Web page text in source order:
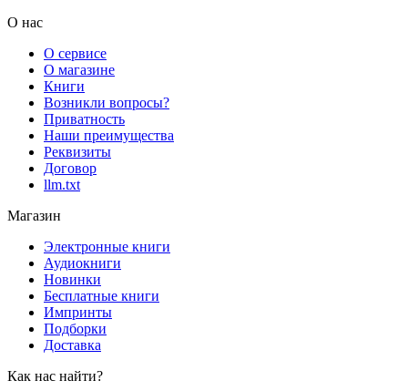
О нас
О сервисе
О магазине
Книги
Возникли вопросы?
Приватность
Наши преимущества
Реквизиты
Договор
llm.txt
Магазин
Электронные книги
Аудиокниги
Новинки
Бесплатные книги
Импринты
Подборки
Доставка
Как нас найти?